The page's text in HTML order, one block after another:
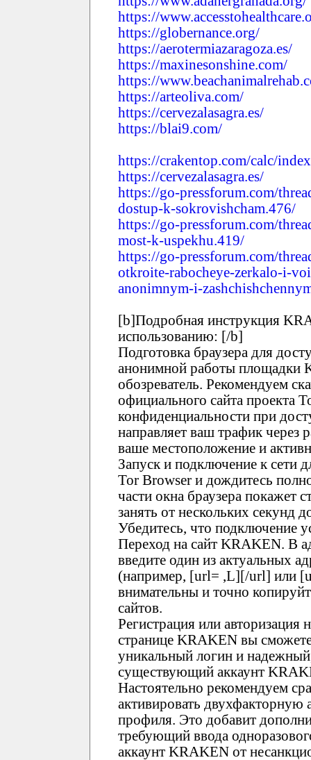
https://
https://globernance.org/
https://aerotermiazaragoza.es/
https://maxinesonshine.com/
https://
https://arteoliva.com/
https://cervezalasagra.es/
https://blai9.com/
https://crakentop.com/calc/
https://cervezalasagra.es/
https://go-pressforum.com/
dostup-k-sokrovishcham.476/
https://go-pressforum.com/
most-k-uspekhu.419/
https://go-pressforum.com/
otkroite-rabocheye-zerkalo-i-
anonimnym-i-
[b]Подробная инструкция
использованию: [/b]
Подготовка браузера для
анонимной работы площадки
обозреватель. Рекомендуем
официального сайта проекта
конфиденциальности при
направляет ваш трафик через
ваше местоположение и
Запуск и подключение к сети
Tor Browser и дождитесь
части окна браузера покажет
занять от нескольких
Убедитесь, что подключение
Переход на сайт KRAKEN. В
введите один из актуальных
(например, [url= ,L][/url] или
внимательны и точно
сайтов.
Регистрация или
странице KRAKEN вы
уникальный логин и
существующий аккаунт
Настоятельно рекомендуем
активировать двухфакторную
профиля. Это добавит
требующий ввода
аккаунт KRAKEN от